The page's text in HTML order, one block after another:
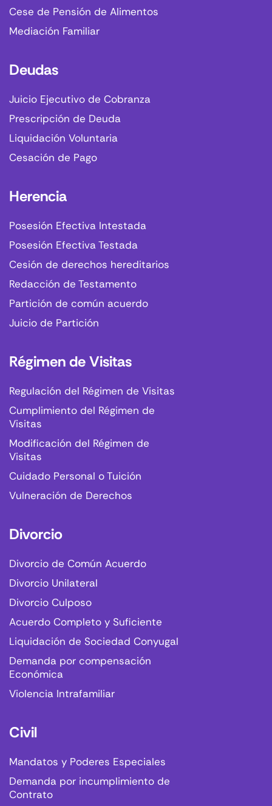
Cese de Pensión de Alimentos
Mediación Familiar
Deudas
Juicio Ejecutivo de Cobranza
Prescripción de Deuda
Liquidación Voluntaria
Cesación de Pago
Herencia
Posesión Efectiva Intestada
Posesión Efectiva Testada
Cesión de derechos hereditarios
Redacción de Testamento
Partición de común acuerdo
Juicio de Partición
Régimen de Visitas
Regulación del Régimen de Visitas
Cumplimiento del Régimen de
Visitas
Modificación del Régimen de
Visitas
Cuidado Personal o Tuición
Vulneración de Derechos
Divorcio
Divorcio de Común Acuerdo
Divorcio Unilateral
Divorcio Culposo
Acuerdo Completo y Suficiente
Liquidación de Sociedad Conyugal
Demanda por compensación
Económica
Violencia Intrafamiliar
Civil
Mandatos y Poderes Especiales
Demanda por incumplimiento de
Contrato